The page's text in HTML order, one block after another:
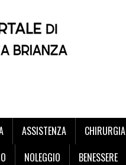
ASSISTENZA CHIRURGIA
NOLEGGIO BENESSERE